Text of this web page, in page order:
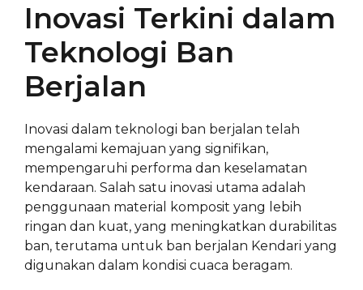
Inovasi Terkini dalam
Teknologi Ban
Berjalan
Inovasi dalam teknologi ban berjalan telah
mengalami kemajuan yang signifikan,
mempengaruhi performa dan keselamatan
kendaraan. Salah satu inovasi utama adalah
penggunaan material komposit yang lebih
ringan dan kuat, yang meningkatkan durabilitas
ban, terutama untuk ban berjalan Kendari yang
digunakan dalam kondisi cuaca beragam.